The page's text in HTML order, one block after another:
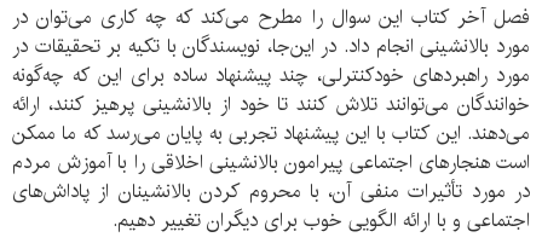
فصل آخر کتاب این سوال را مطرح می‌کند که چه کاری می‌توان در
مورد بالانشینی انجام داد. در این‌جا، نویسندگان با تکیه بر تحقیقات در
مورد راهبردهای خودکنترلی، چند پیشنهاد ساده برای این که چه‌گونه
خوانندگان می‌توانند تلاش کنند تا خود از بالانشینی پرهیز کنند، ارائه
می‌دهند. این کتاب با این پیشنهاد تجربی به پایان می‌رسد که ما ممکن
است هنجارهای اجتماعی پیرامون بالانشینی اخلاقی را با آموزش مردم
در مورد تأثیرات منفی آن، با محروم کردن بالانشینان از پاداش‌های
اجتماعی و با ارائه الگویی خوب برای دیگران تغییر دهیم.